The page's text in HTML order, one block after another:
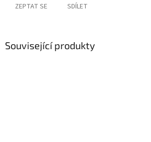
ZEPTAT SE SDÍLET
Související produkty